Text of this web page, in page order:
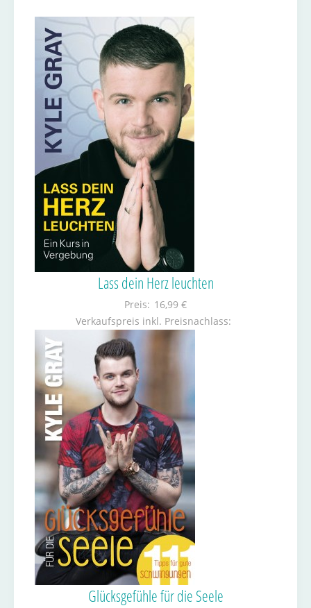
Lass dein Herz leuchten
Preis: 16,99 €
Verkaufspreis inkl. Preisnachlass:
Glücksgefühle für die Seele